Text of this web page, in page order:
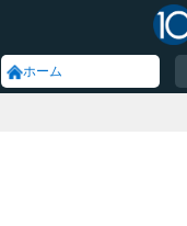
ホーム